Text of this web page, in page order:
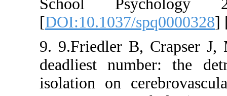
School
[
9.
deadliest
isolation